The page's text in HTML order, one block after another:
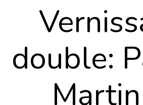
double: